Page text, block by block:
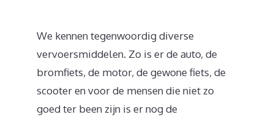
We kennen tegenwoordig diverse
vervoersmiddelen. Zo is er de auto, de
bromfiets, de motor, de gewone fiets, de
scooter en voor de mensen die niet zo
goed ter been zijn is er nog de